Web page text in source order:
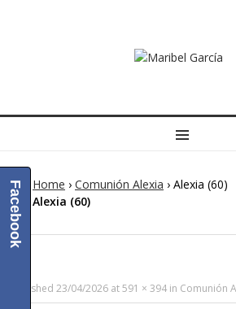
MENU
Home › Comunión Alexia › Alexia (60)
Alexia (60)
Published 23/04/2026 at591 × 394 in Comunión
Facebook